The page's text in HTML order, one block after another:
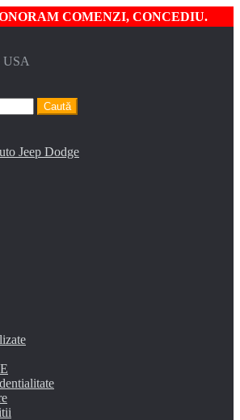
ONORAM COMENZI, CONCEDIU.
USA
Caută
Jeep Dodge